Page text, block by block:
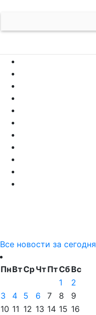
Все новости за сегодня
ПнВтСрЧтПтСбВс
1
2
3
4 5 6 7 8
9
10 11 12 13 14 15 16